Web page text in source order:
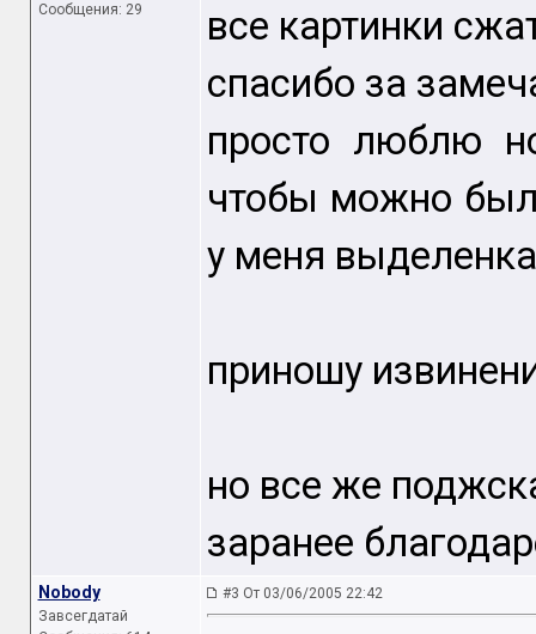
Сообщения: 29
все картинки
спасибо за
просто люблю
чтобы можно
у меня
приношу
но все же
заранее
Nobody
Завсегдатай
#3 От 03/06/2005 22:42